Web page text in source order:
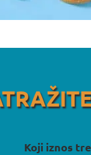
Koji iznos